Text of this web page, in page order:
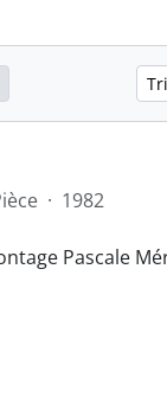
· 1982
Pascale